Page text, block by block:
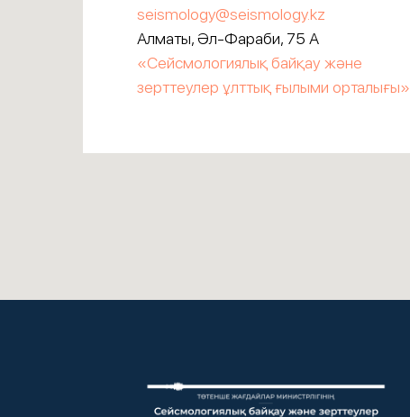
seismology@seismology.kz
Алматы, Әл-Фараби, 75 А
«Сейсмологиялық байқау және
зерттеулер ұлттық ғылыми орталығы»